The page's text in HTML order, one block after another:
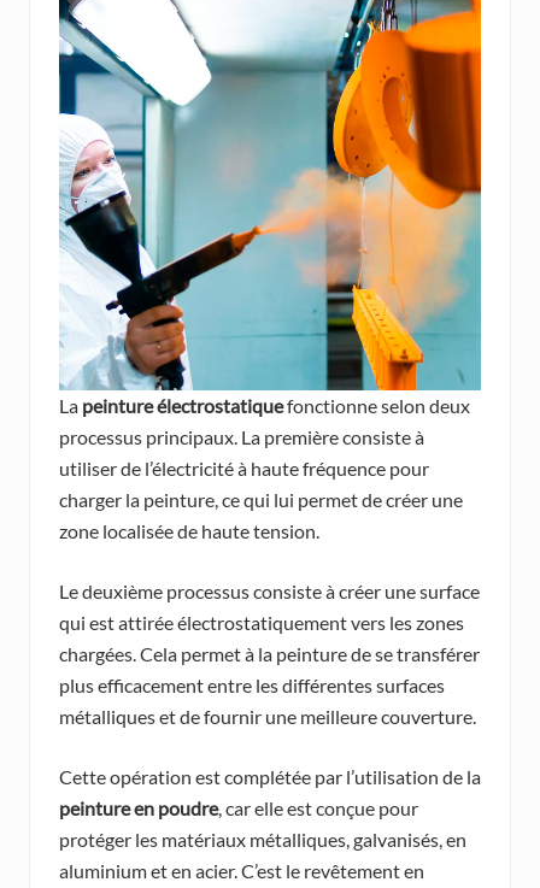
La peinture électrostatiquefonctionne selon deux
processus principaux. La première consiste à
utiliser de l’électricité à haute fréquence pour
charger la peinture, ce qui lui permet de créer une
zone localisée de haute tension.
Le deuxième processus consiste à créer une surface
qui est attirée électrostatiquement vers les zones
chargées. Cela permet à la peinture de se transférer
plus efficacement entre les différentes surfaces
métalliques et de fournir une meilleure couverture.
Cette opération est complétée par l’utilisation de la
peinture en poudre, car elle est conçue pour
protéger les matériaux métalliques, galvanisés, en
aluminium et en acier. C’est le revêtement en